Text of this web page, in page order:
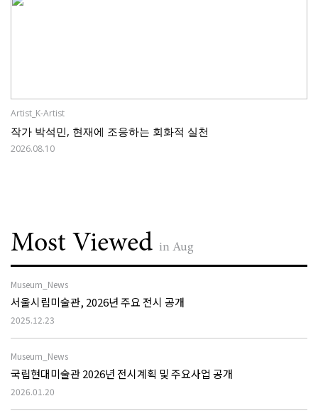
Artist_K-Artist
작가 박석민, 현재에 조응하는 회화적 실천
2026.08.10
Most Viewed in Aug
Museum_News
서울시립미술관, 2026년 주요 전시 공개
2025.12.23
Museum_News
국립현대미술관 2026년 전시계획 및 주요사업 공개
2026.01.20